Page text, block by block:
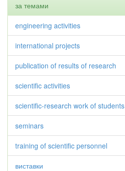
за темами
engineering activities
international projects
publication of results of research
scientific activities
scientific-research work of students
seminars
training of scientific personnel
виставки